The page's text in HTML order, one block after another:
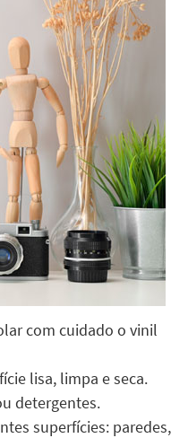
com cuidado o vinil
lisa, limpa e seca.
detergentes.
superfícies: paredes,